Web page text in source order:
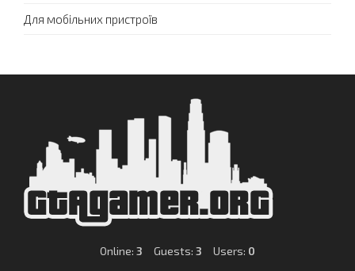
Для мобільних пристроїв
Online: 3 Guests: 3 Users: 0